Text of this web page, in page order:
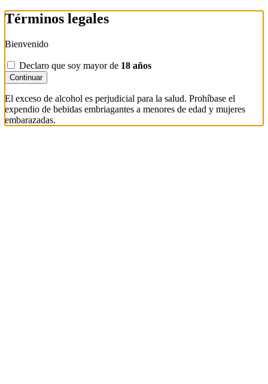
Términos legales
Bienvenido
Declaro que soy mayor de 18 años
Continuar
El exceso de alcohol es perjudicial para la salud. Prohíbase el
expendio de bebidas embriagantes a menores de edad y mujeres
embarazadas.